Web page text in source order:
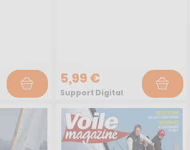
5,99 €
Support Digital